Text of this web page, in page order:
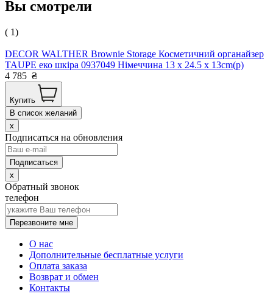
Вы смотрели
( 1)
DECOR WALTHER Brownie Storage Косметичний органайзер
TAUPE еко шкіра 0937049 Німеччина 13 x 24.5 x 13cm(р)
4 785 ₴
Купить
В список желаний
x
Подписаться на обновления
x
Обратный звонок
телефон
Перезвоните мне
О нас
Дополнительные бесплатные услуги
Оплата заказа
Возврат и обмен
Контакты